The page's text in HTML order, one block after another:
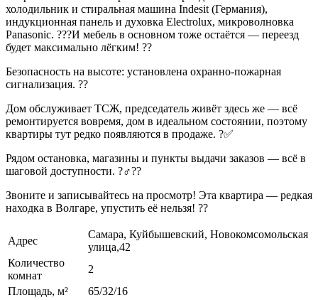
холодильник и стиральная машина Indesit (Германия),
индукционная панель и духовка Electrolux, микроволновка
Panasonic. ?‍??️И мебель в основном тоже остаётся — переезд
будет максимально лёгким! ??
Безопасность на высоте: установлена охранно-пожарная
сигнализация. ??️
Дом обслуживает ТСЖ, председатель живёт здесь же — всё
ремонтируется вовремя, дом в идеальном состоянии, поэтому
квартиры тут редко появляются в продаже. ?✅
Рядом остановка, магазины и пункты выдачи заказов — всё в
шаговой доступности. ?‍♂️??
Звоните и записывайтесь на просмотр! Эта квартира — редкая
находка в Волгаре, упустить её нельзя! ??
Адрес
Самара, Куйбышевский, Новокомсомольская
улица,42
Количество
комнат
2
Площадь, м²
65/32/16